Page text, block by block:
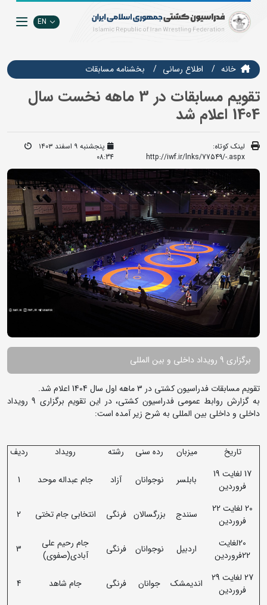
EN
خانه اطلاع رسانی بخشنامه مسابقات
تقویم مسابقات در 3 ماهه نخست سال
1404 اعلام شد
لینک کوتاه:
http://iwf.ir/lnks/77549/-.aspx
پنجشنبه ۹ اسفند ۱۴۰۳
08:34
برگزاری 9 رویداد داخلی و بین المللی
تقویم مسابقات فدراسیون کشتی در 3 ماهه اول سال 1404 اعلام شد.
به گزارش روابط عمومی فدراسیون کشتی، در این تقویم برگزاری 9 رویداد
داخلی و داخلی بین المللی به شرح زیر آمده است:
تاریخ میزبان رده سنی رشته رویداد
ردیف
17 لغایت 19
فروردین
بابلسر نوجوانان آزاد جام عبداله موحد 1
20 لغایت 22
فروردین
سنندج بزرگسالان فرنگی انتخابی جام تختی 2
20لغایت
22فروردین
اردبیل نوجوانان فرنگی
جام رحیم علی
آبادی(صفوی)
3
27 لغایت 29
فروردین
اندیمشک جوانان فرنگی جام شاهد 4